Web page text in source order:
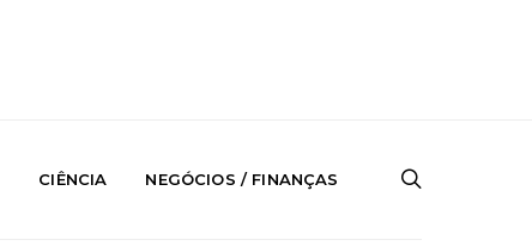
CIÊNCIA NEGÓCIOS / FINANÇAS